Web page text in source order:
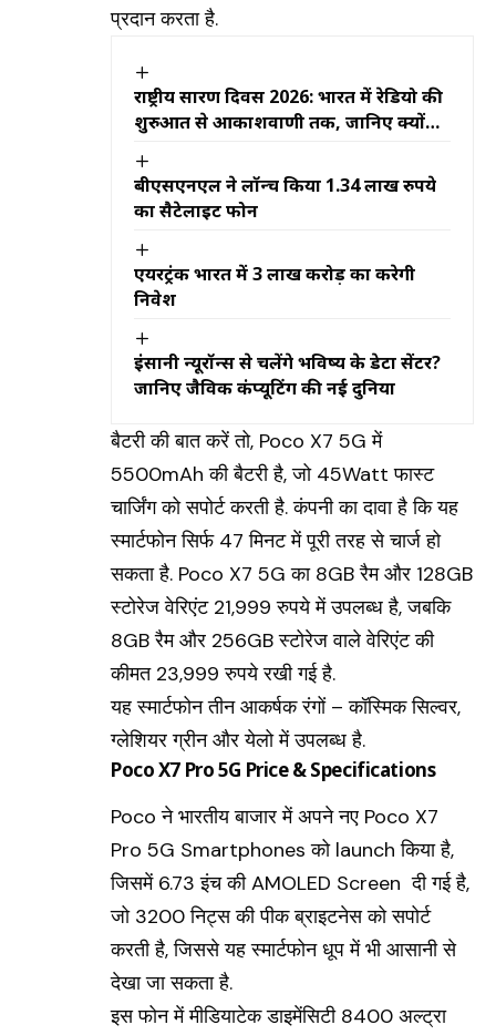
प्रदान करता है.
राष्ट्रीय प्रसारण दिवस 2026: भारत में रेडियो की
शुरुआत से आकाशवाणी तक, जानिए क्यों
बीएसएनएल ने लॉन्च किया 1.34 लाख रुपये
का सैटेलाइट फोन
एयरट्रंक भारत में 3 लाख करोड़ का करेगी
निवेश
इंसानी न्यूरॉन्स से चलेंगे भविष्य के डेटा सेंटर?
जानिए जैविक कंप्यूटिंग की नई दुनिया
बैटरी की बात करें तो, Poco X7 5G में
5500mAh की बैटरी है, जो 45Watt फास्ट
चार्जिंग को सपोर्ट करती है. कंपनी का दावा है कि यह
स्मार्टफोन सिर्फ 47 मिनट में पूरी तरह से चार्ज हो
सकता है. Poco X7 5G का 8GB रैम और 128GB
स्टोरेज वेरिएंट 21,999 रुपये में उपलब्ध है, जबकि
8GB रैम और 256GB स्टोरेज वाले वेरिएंट की
कीमत 23,999 रुपये रखी गई है.
यह स्मार्टफोन तीन आकर्षक रंगों – कॉस्मिक सिल्वर,
ग्लेशियर ग्रीन और येलो में उपलब्ध है.
Poco X7 Pro 5G Price & Specifications
Poco ने भारतीय बाजार में अपने नए Poco X7
Pro 5G Smartphones को launch किया है,
जिसमें 6.73 इंच की AMOLED Screen दी गई है,
जो 3200 निट्स की पीक ब्राइटनेस को सपोर्ट
करती है, जिससे यह स्मार्टफोन धूप में भी आसानी से
देखा जा सकता है.
इस फोन में मीडियाटेक डाइमेंसिटी 8400 अल्ट्रा